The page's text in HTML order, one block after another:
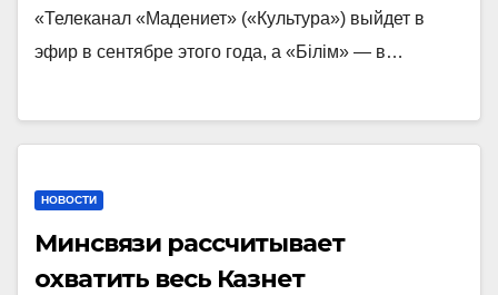
«Телеканал «Мадениет» («Культура») выйдет в
эфир в сентябре этого года, а «Бiлiм» — в…
НОВОСТИ
Минсвязи рассчитывает
охватить весь Казнет